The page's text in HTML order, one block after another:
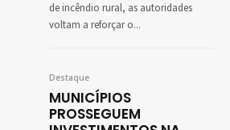
de incêndio rural, as autoridades
voltam a reforçar o...
Destaque
MUNICÍPIOS
PROSSEGUEM